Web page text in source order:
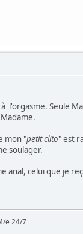
l'orgasme. Seule
mon "petit clito" est
soulager.
anal, celui que je
e 24/7